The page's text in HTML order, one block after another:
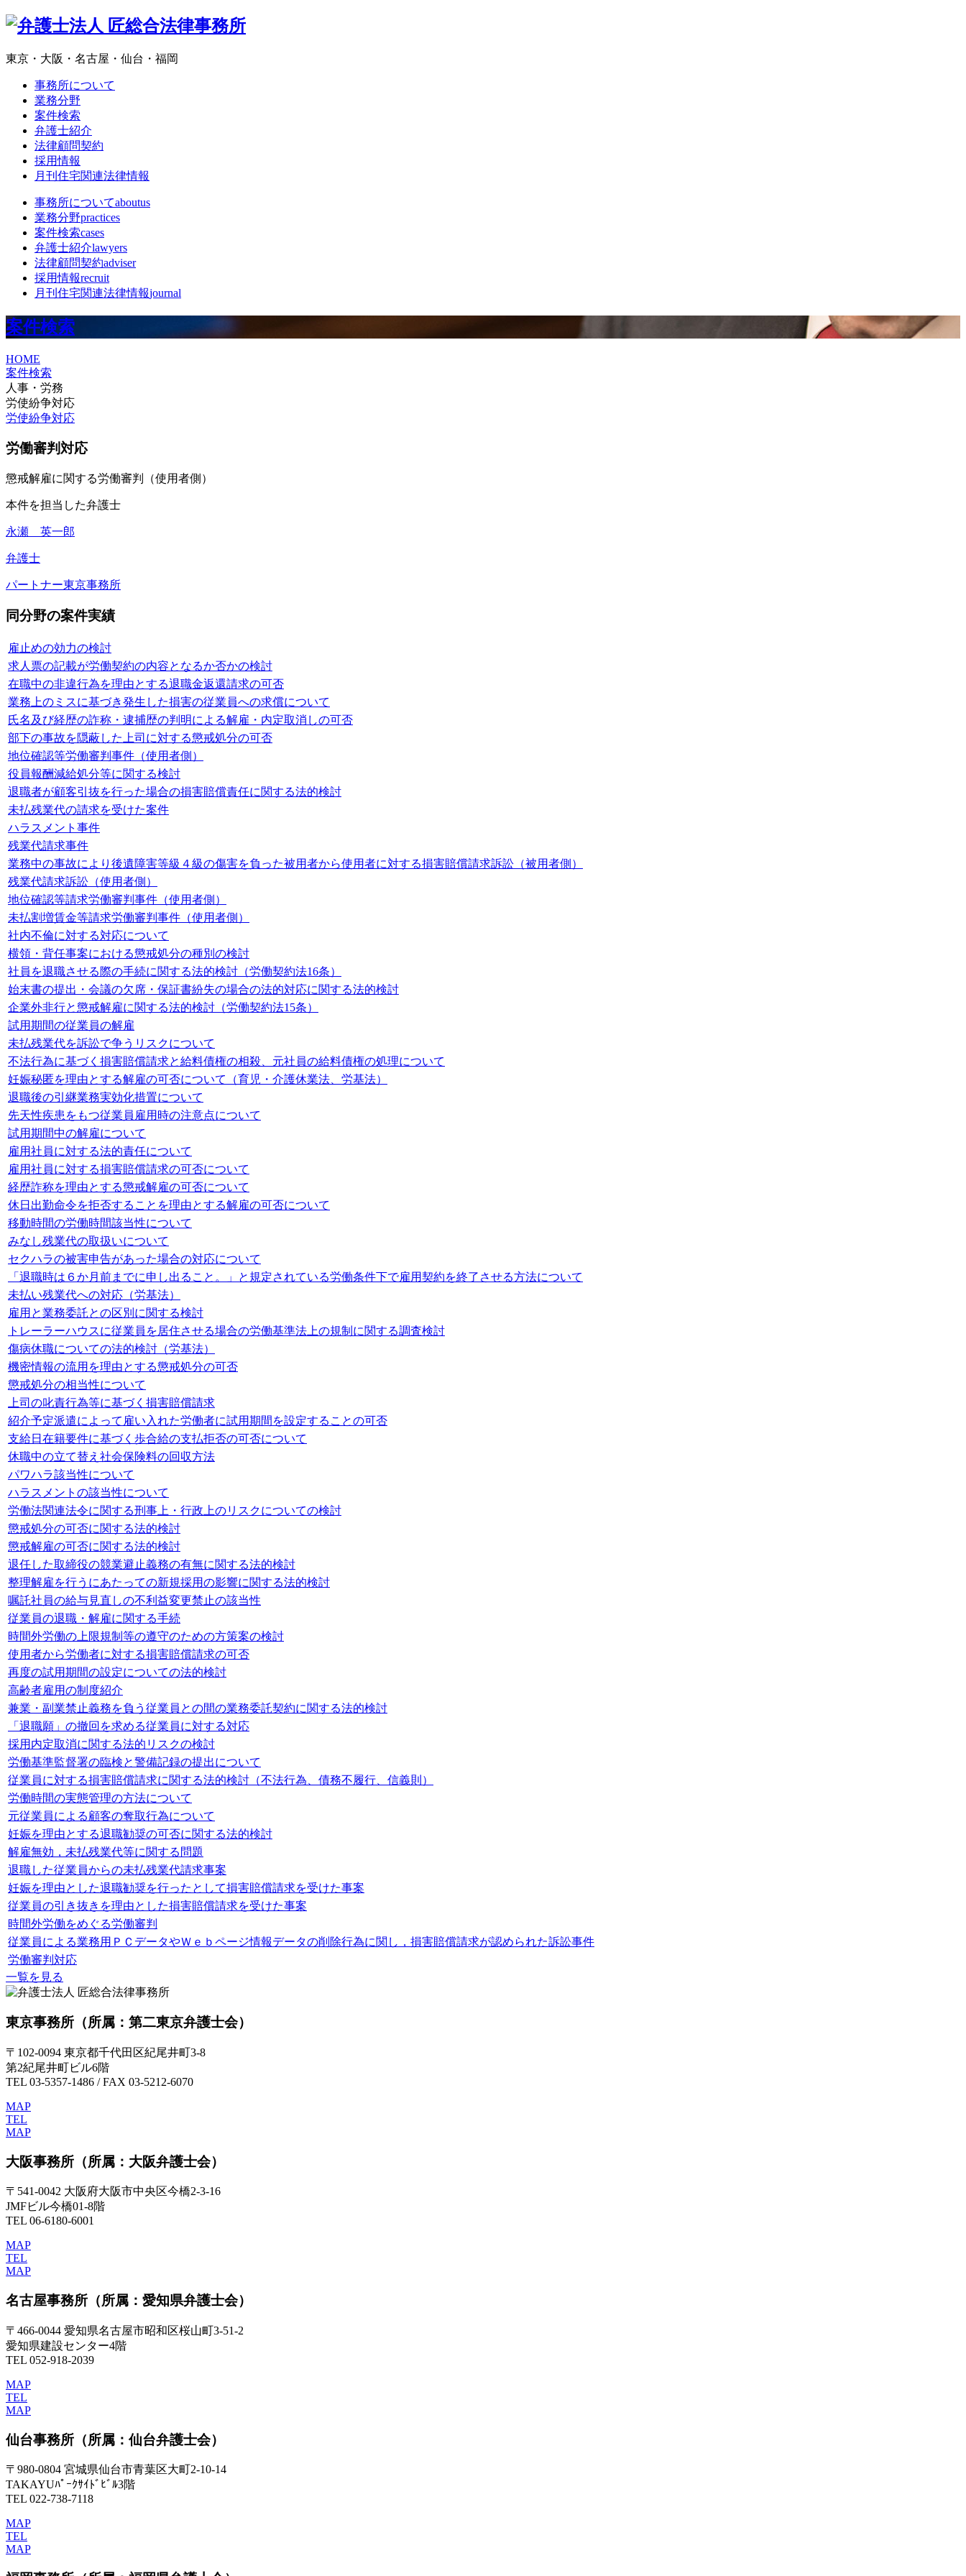
東京・大阪・名古屋・仙台・福岡
事務所について
業務分野
案件検索
弁護士紹介
法律顧問契約
採用情報
月刊住宅関連法律情報
事務所についてaboutus
業務分野practices
案件検索cases
弁護士紹介lawyers
法律顧問契約adviser
採用情報recruit
月刊住宅関連法律情報journal
案件検索
HOME
案件検索
人事・労務
労使紛争対応
労使紛争対応
労働審判対応
懲戒解雇に関する労働審判（使用者側）
本件を担当した弁護士
永瀬 英一郎
弁護士
パートナー東京事務所
同分野の案件実績
雇止めの効力の検討
求人票の記載が労働契約の内容となるか否かの検討
在職中の非違行為を理由とする退職金返還請求の可否
業務上のミスに基づき発生した損害の従業員への求償について
氏名及び経歴の詐称・逮捕歴の判明による解雇・内定取消しの可否
部下の事故を隠蔽した上司に対する懲戒処分の可否
地位確認等労働審判事件（使用者側）
役員報酬減給処分等に関する検討
退職者が顧客引抜を行った場合の損害賠償責任に関する法的検討
未払残業代の請求を受けた案件
ハラスメント事件
残業代請求事件
業務中の事故により後遺障害等級４級の傷害を負った被用者から使用者に対する損害賠償請求訴訟（被用者側）
残業代請求訴訟（使用者側）
地位確認等請求労働審判事件（使用者側）
未払割増賃金等請求労働審判事件（使用者側）
社内不倫に対する対応について
横領・背任事案における懲戒処分の種別の検討
社員を退職させる際の手続に関する法的検討（労働契約法16条）
始末書の提出・会議の欠席・保証書紛失の場合の法的対応に関する法的検討
企業外非行と懲戒解雇に関する法的検討（労働契約法15条）
試用期間の従業員の解雇
未払残業代を訴訟で争うリスクについて
不法行為に基づく損害賠償請求と給料債権の相殺、元社員の給料債権の処理について
妊娠秘匿を理由とする解雇の可否について（育児・介護休業法、労基法）
退職後の引継業務実効化措置について
先天性疾患をもつ従業員雇用時の注意点について
試用期間中の解雇について
雇用社員に対する法的責任について
雇用社員に対する損害賠償請求の可否について
経歴詐称を理由とする懲戒解雇の可否について
休日出勤命令を拒否することを理由とする解雇の可否について
移動時間の労働時間該当性について
みなし残業代の取扱いについて
セクハラの被害申告があった場合の対応について
「退職時は６か月前までに申し出ること。」と規定されている労働条件下で雇用契約を終了させる方法について
未払い残業代への対応（労基法）
雇用と業務委託との区別に関する検討
トレーラーハウスに従業員を居住させる場合の労働基準法上の規制に関する調査検討
傷病休職についての法的検討（労基法）
機密情報の流用を理由とする懲戒処分の可否
懲戒処分の相当性について
上司の叱責行為等に基づく損害賠償請求
紹介予定派遣によって雇い入れた労働者に試用期間を設定することの可否
支給日在籍要件に基づく歩合給の支払拒否の可否について
休職中の立て替え社会保険料の回収方法
パワハラ該当性について
ハラスメントの該当性について
労働法関連法令に関する刑事上・行政上のリスクについての検討
懲戒処分の可否に関する法的検討
懲戒解雇の可否に関する法的検討
退任した取締役の競業避止義務の有無に関する法的検討
整理解雇を行うにあたっての新規採用の影響に関する法的検討
嘱託社員の給与見直しの不利益変更禁止の該当性
従業員の退職・解雇に関する手続
時間外労働の上限規制等の遵守のための方策案の検討
使用者から労働者に対する損害賠償請求の可否
再度の試用期間の設定についての法的検討
高齢者雇用の制度紹介
兼業・副業禁止義務を負う従業員との間の業務委託契約に関する法的検討
「退職願」の撤回を求める従業員に対する対応
採用内定取消に関する法的リスクの検討
労働基準監督署の臨検と警備記録の提出について
従業員に対する損害賠償請求に関する法的検討（不法行為、債務不履行、信義則）
労働時間の実態管理の方法について
元従業員による顧客の奪取行為について
妊娠を理由とする退職勧奨の可否に関する法的検討
解雇無効，未払残業代等に関する問題
退職した従業員からの未払残業代請求事案
妊娠を理由とした退職勧奨を行ったとして損害賠償請求を受けた事案
従業員の引き抜きを理由とした損害賠償請求を受けた事案
時間外労働をめぐる労働審判
従業員による業務用ＰＣデータやＷｅｂページ情報データの削除行為に関し，損害賠償請求が認められた訴訟事件
労働審判対応
一覧を見る
東京事務所 （所属：第二東京弁護士会）
〒102-0094 東京都千代田区紀尾井町3-8
第2紀尾井町ビル6階
TEL 03-5357-1486 / FAX 03-5212-6070
MAP
TEL
MAP
大阪事務所 （所属：大阪弁護士会）
〒541-0042 大阪府大阪市中央区今橋2-3-16
JMFビル今橋01-8階
TEL 06-6180-6001
MAP
TEL
MAP
名古屋事務所 （所属：愛知県弁護士会）
〒466-0044 愛知県名古屋市昭和区桜山町3-51-2
愛知県建設センター4階
TEL 052-918-2039
MAP
TEL
MAP
仙台事務所 （所属：仙台弁護士会）
〒980-0804 宮城県仙台市青葉区大町2-10-14
TAKAYUﾊﾟｰｸｻｲﾄﾞﾋﾞﾙ3階
TEL 022-738-7118
MAP
TEL
MAP